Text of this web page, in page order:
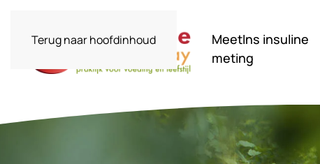
Terug naar hoofdinhoud
MeetIns insuline
meting